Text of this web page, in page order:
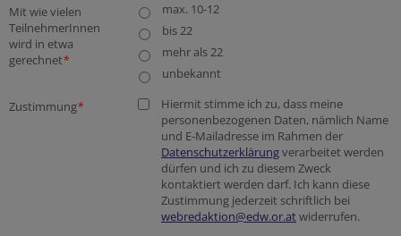
Mit wie vielen
TeilnehmerInnen
wird in etwa
gerechnet*
max. 10-12
bis 22
mehr als 22
unbekannt
Zustimmung*
Hiermit stimme ich zu, dass meine
personenbezogenen Daten, nämlich Name
und E-Mailadresse im Rahmen der
Datenschutzerklärungverarbeitet werden
dürfen und ich zu diesem Zweck
kontaktiert werden darf. Ich kann diese
Zustimmung jederzeit schriftlich bei
webredaktion@edw.or.atwiderrufen.